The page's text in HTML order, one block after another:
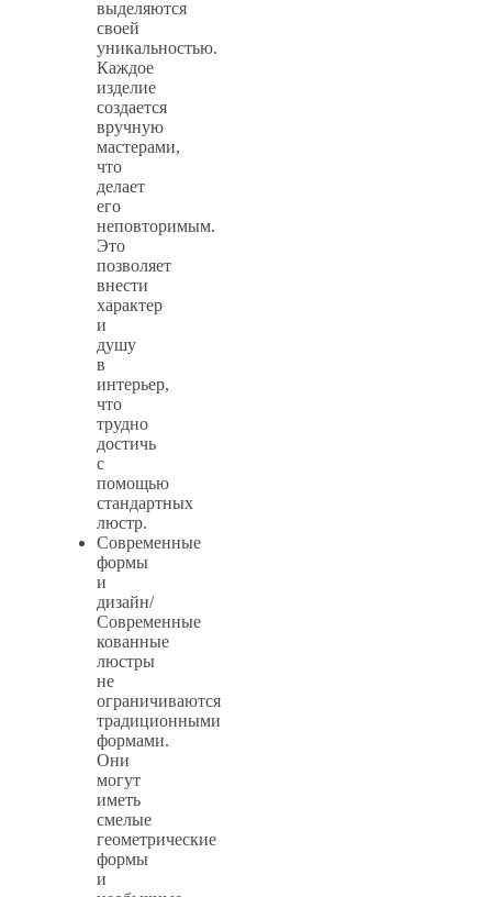
выделяются
своей
уникальностью.
Каждое
изделие
создается
вручную
мастерами,
что
делает
его
неповторимым.
Это
позволяет
внести
характер
и
душу
в
интерьер,
что
трудно
достичь
с
помощью
стандартных
люстр.
Современные
формы
и
дизайн/
Современные
кованные
люстры
не
ограничиваются
традиционными
формами.
Они
могут
иметь
смелые
геометрические
формы
и